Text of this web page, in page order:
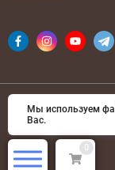
©
0
Мы используем
Вас.